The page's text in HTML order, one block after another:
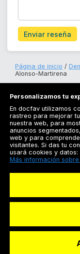
Enviar reseña
Página de inicio
Alonso-Martirena
Docfav
©
Personalizamos tu
En docfav utilizamos
rastreo para mejorar
nuestra web, para
anuncios
web y para
visitantes. Si das tu
usará cookies y datos:
Más información